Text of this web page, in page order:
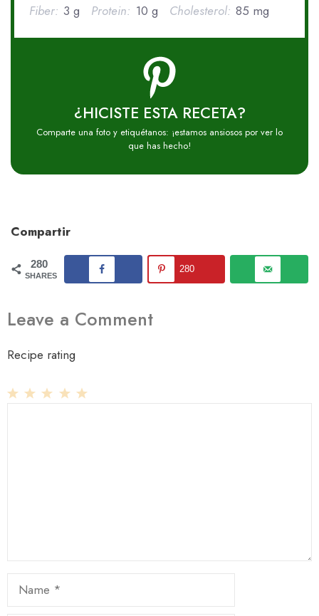
Fiber: 3 g Protein: 10 g Cholesterol: 85 mg
¿HICISTE ESTA RECETA?
Comparte una foto y etiquétanos: ¡estamos ansiosos por ver lo
que has hecho!
Compartir
280
SHARES
280
Leave a Comment
Recipe rating
Name